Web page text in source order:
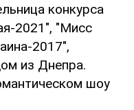
конкурса
2021", "Мисс
2017",
из Днепра.
шоу